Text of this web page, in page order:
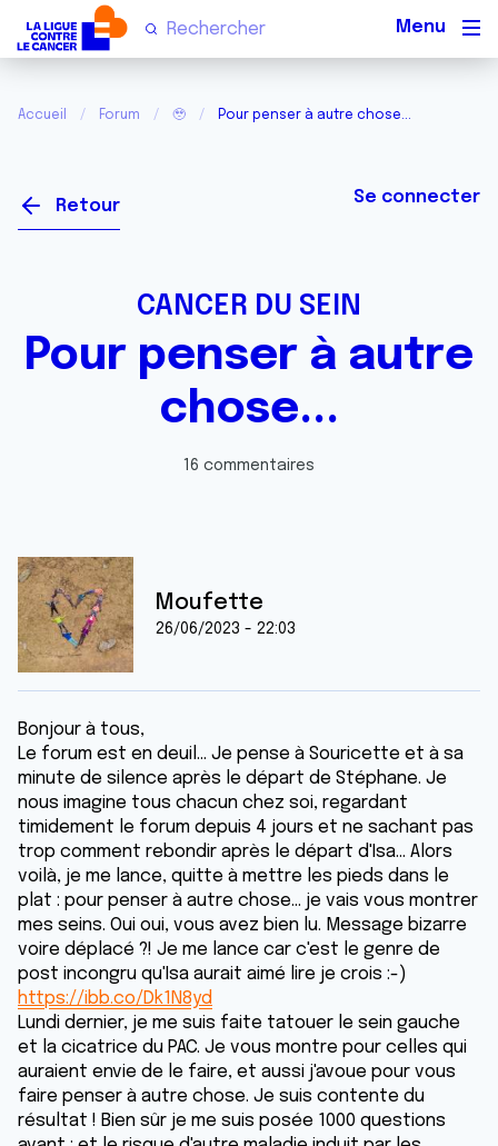
Accueil Forum 🥹 Pour penser à autre chose...
Retour Se connecter
CANCER DU SEIN
Pour penser à autre
chose...
16 commentaires
Moufette
26/06/2023 - 22:03
Bonjour à tous,
Le forum est en deuil... Je pense à Souricette et à sa
minute de silence après le départ de Stéphane. Je
nous imagine tous chacun chez soi, regardant
timidement le forum depuis 4 jours et ne sachant pas
trop comment rebondir après le départ d'Isa... Alors
voilà, je me lance, quitte à mettre les pieds dans le
plat : pour penser à autre chose... je vais vous montrer
mes seins. Oui oui, vous avez bien lu. Message bizarre
voire déplacé ?! Je me lance car c'est le genre de
post incongru qu'Isa aurait aimé lire je crois :-)
https://ibb.co/Dk1N8yd
Lundi dernier, je me suis faite tatouer le sein gauche
et la cicatrice du PAC. Je vous montre pour celles qui
auraient envie de le faire, et aussi j'avoue pour vous
faire penser à autre chose. Je suis contente du
résultat ! Bien sûr je me suis posée 1000 questions